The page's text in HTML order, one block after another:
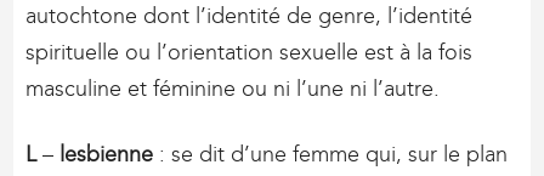
autochtone dont l’identité de genre, l’identité
spirituelle ou l’orientation sexuelle est à la fois
masculine et féminine ou ni l’une ni l’autre.
L– lesbienne : se dit d’une femme qui, sur le plan